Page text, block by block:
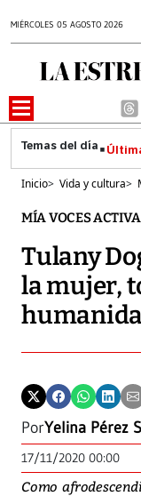
MIÉRCOLES 05 AGOSTO 2026
Inicio> Vida y cultura>
MÍA VOCES
Tulany
la mujer,
PorYelina Pérez
17/11/2020 00:00
Como